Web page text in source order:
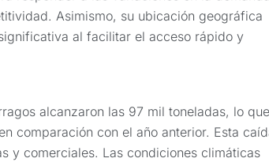
Asimismo, su ubicación geográfica
al facilitar el acceso rápido y
alcanzaron las 97 mil toneladas, lo que
comparación con el año anterior. Esta
y comerciales. Las condiciones climáticas